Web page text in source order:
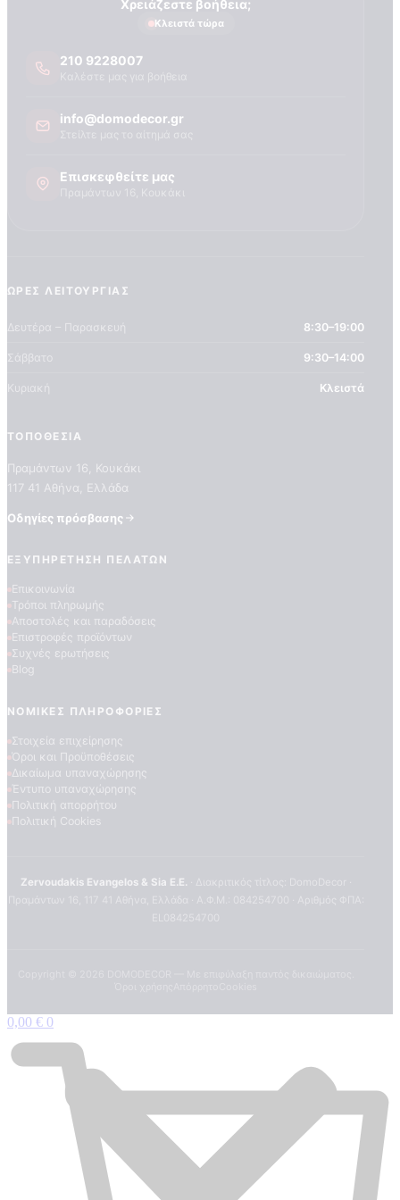
ΕΠΕΞΗΓΗΣΗ ΣΥΜΒΟΛΩΝ
Χρειάζεστε βοήθεια;
Κλειστά τώρα
210 9228007
info@domodecor.gr
Επισκεφθείτε μας
ΏΡΕΣ ΛΕΙΤΟΥΡΓΊΑΣ
Δευτέρα – Παρασκευή 8:30–19:00
Σάββατο 9:30–14:00
Κυριακή Κλειστά
ΤΟΠΟΘΕΣΊΑ
Πραμάντων 16, Κουκάκι
117 41 Αθήνα, Ελλάδα
Οδηγίες πρόσβασης
ΕΞΥΠΗΡΈΤΗΣΗ ΠΕΛΑΤΏΝ
Επικοινωνία
Τρόποι πληρωμής
Αποστολές και παραδόσεις
Επιστροφές προϊόντων
Συχνές ερωτήσεις
Blog
ΝΟΜΙΚΈΣ ΠΛΗΡΟΦΟΡΊΕΣ
Στοιχεία επιχείρησης
Όροι και Προϋποθέσεις
Δικαίωμα υπαναχώρησης
Έντυπο υπαναχώρησης
Πολιτική απορρήτου
Πολιτική Cookies
Zervoudakis Evangelos & Sia E.E.
0,00 € 0